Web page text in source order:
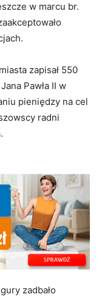
w marcu br.
zapisał 550
Pawła II w
pieniędzy na cel
radni
zadbało